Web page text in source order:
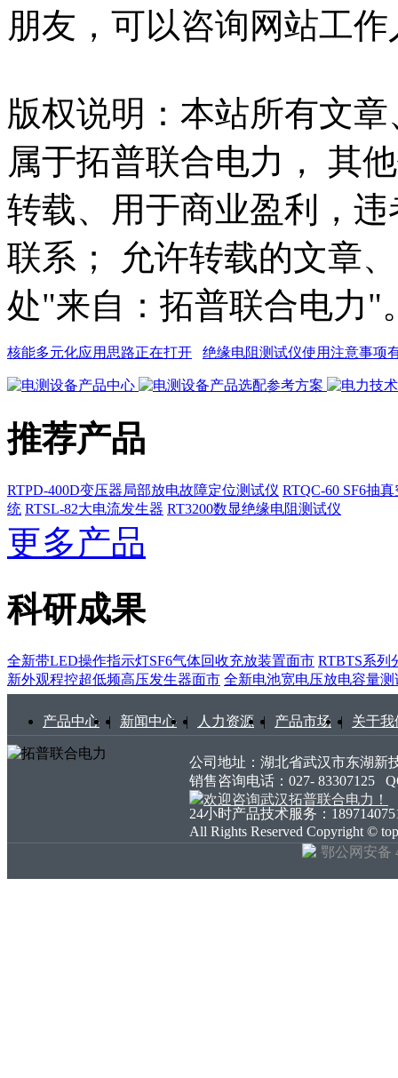
朋友，可以咨询网站工
版权说明：本站所有文
属于拓普联合电力， 其
转载、用于商业盈利，
联系； 允许转载的文章
处"来自：拓普联合电力"
核能多元化应用思路正在打开 绝缘电阻测试仪使用注意事项
推荐产品
RTPD-400D变压器局部放电故障定位测试仪 RTQC-60 SF6抽
统 RTSL-82大电流发生器 RT3200数显绝缘电阻测试仪
更多产品
科研成果
全新带LED操作指示灯SF6气体回收充放装置面市 RTBTS系列
新外观程控超低频高压发生器面市 全新电池宽电压放电容量
产品中心 | 新闻中心 | 人力资源 | 产品市场 | 关于我
公司地址：湖北省武汉市东湖新
销售咨询电话：027- 83307125
24小时产品技术服务：
All Rights Reserved Copyright ©
鄂公网安备